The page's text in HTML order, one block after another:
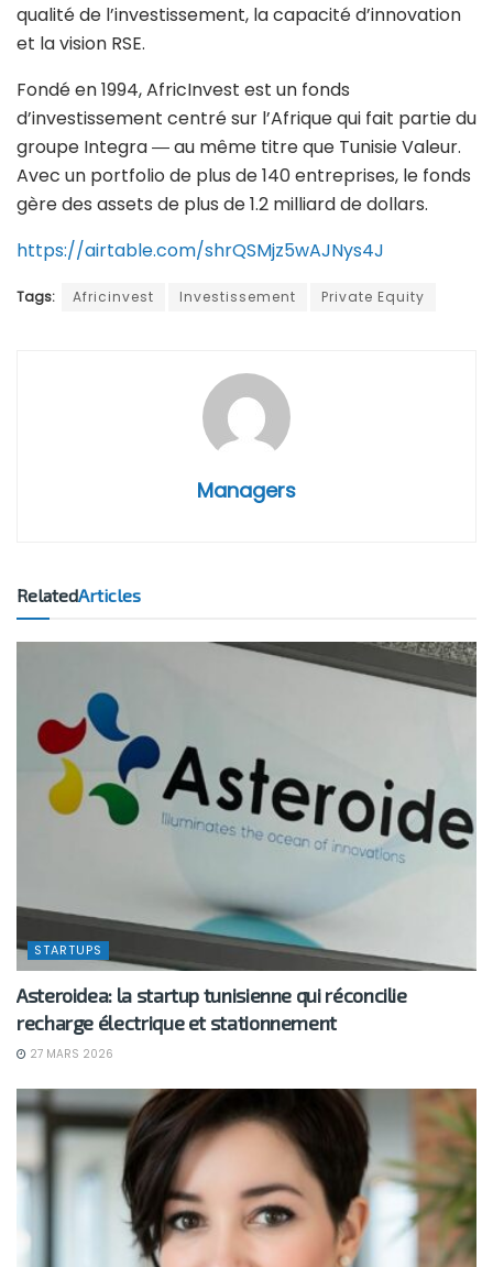
qualité de l’investissement, la capacité d’innovation
et la vision RSE.
Fondé en 1994, AfricInvest est un fonds
d’investissement centré sur l’Afrique qui fait partie du
groupe Integra ― au même titre que Tunisie Valeur.
Avec un portfolio de plus de 140 entreprises, le fonds
gère des assets de plus de 1.2 milliard de dollars.
https://airtable.com/shrQSMjz5wAJNys4J
Tags: Africinvest Investissement Private Equity
Managers
RelatedArticles
STARTUPS
Asteroidea: la startup tunisienne qui réconcilie
recharge électrique et stationnement
27 MARS 2026